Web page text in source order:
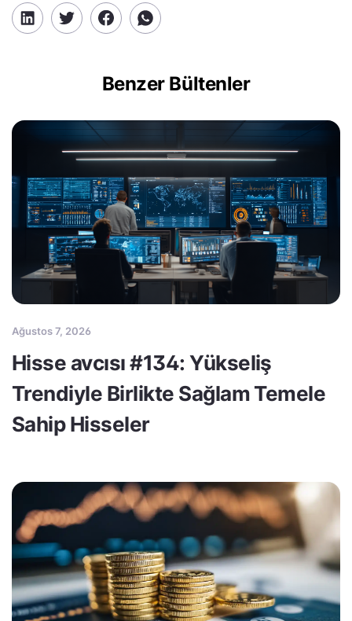
Benzer Bültenler
Ağustos 7, 2026
Hisse avcısı #134: Yükseliş
Trendiyle Birlikte Sağlam Temele
Sahip Hisseler